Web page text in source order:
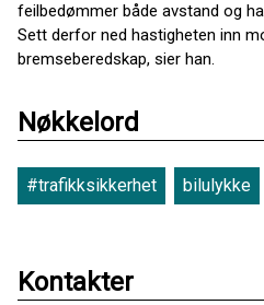
feilbedømmer både avstand og
Sett derfor ned hastigheten inn
bremseberedskap, sier han.
Nøkkelord
#trafikksikkerhet bilulykke
Kontakter